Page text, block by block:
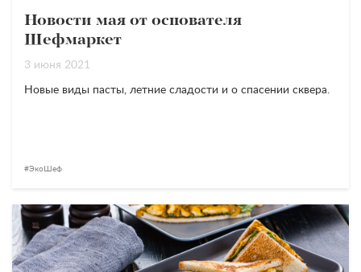
Новости мая от основателя
Шефмаркет
3 июня 2021
Новые виды пасты, летние сладости и о спасении сквера.
ЭкоШеф